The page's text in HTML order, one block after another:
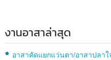
งานอาสาล่าสุด
อาสาคัดแยกแว่นตา/อาสาปลา